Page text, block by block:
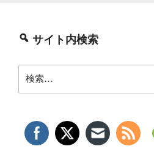
サイト内検索
索: